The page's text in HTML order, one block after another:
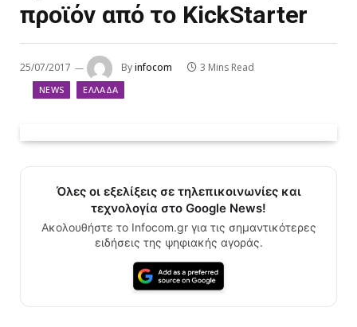
προϊόν από το KickStarter
25/07/2017 Byinfocom 3 Mins Read
NEWS ΕΛΛΆΔΑ
Όλες οι εξελίξεις σε τηλεπικοινωνίες και
τεχνολογία στο Google News!
Ακολουθήστε το Infocom.gr για τις σημαντικότερες
ειδήσεις της ψηφιακής αγοράς.